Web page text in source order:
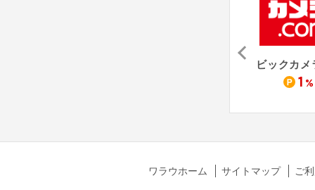
1 %
ワラウホーム サイトマップ ご